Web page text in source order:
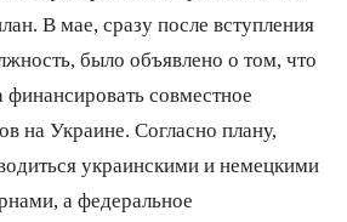
В мае, сразу после вступления
было объявлено о том, что
совместное
на Украине. Согласно плану,
украинскими и немецкими
а федеральное